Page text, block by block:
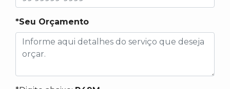
*Seu Orçamento